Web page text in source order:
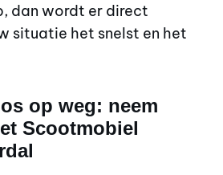
dan wordt er direct
situatie het snelst en het
op weg: neem
Scootmobiel